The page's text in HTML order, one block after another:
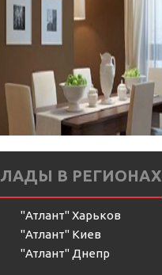
В РЕГИОНАХ
"Атлант" Харьков
"Атлант" Киев
"Атлант" Днепр